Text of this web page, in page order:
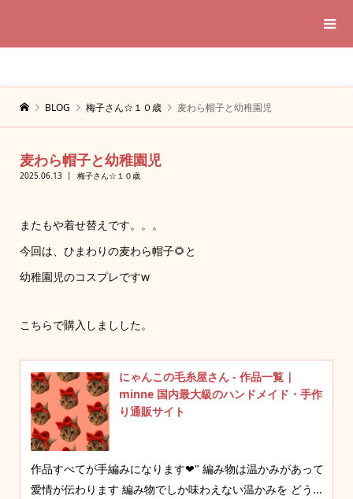
BLOG 梅子さん☆１０歳 麦わら帽子と幼稚園児
麦わら帽子と幼稚園児
2025.06.13 梅子さん☆１０歳
またもや着せ替えです。。。
今回は、ひまわりの麦わら帽子🌻と
幼稚園児のコスプレですw
こちらで購入しましした。
にゃんこの毛糸屋さん - 作品一覧 |
minne 国内最大級のハンドメイド・手作
り通販サイト
作品すべてが手編みになります❤︎" 編み物は温かみがあって
愛情が伝わります 編み物でしか味わえない温かみを どう...